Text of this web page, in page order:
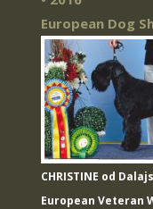
European Dog
CHRISTINE od
European Veteran